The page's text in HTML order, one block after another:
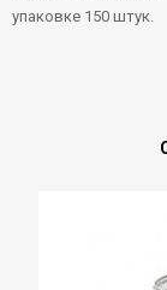
упаковке 150 штук.